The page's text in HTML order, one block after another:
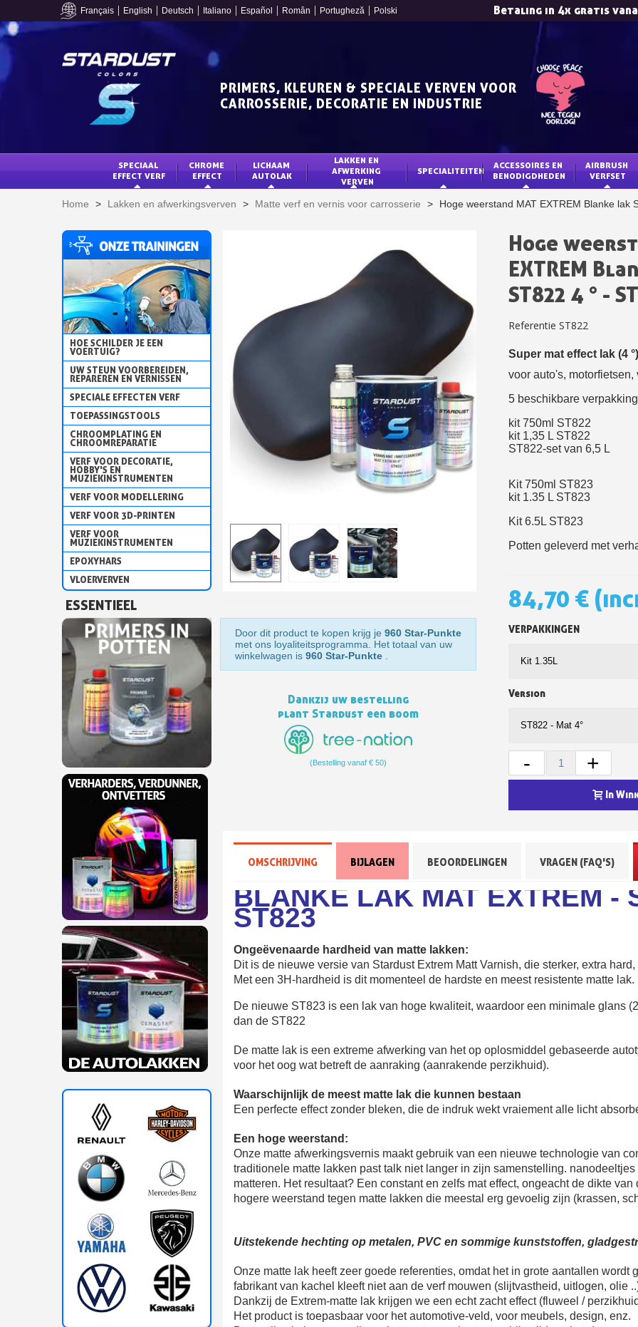
Français English Deutsch Italiano Español Român Portugheză Polski Betaling in 4x gratis
Schrijf je in voor
Levering binnen
Je online offerte
Deel je creaties en
Verzamel
Retourneer
10€ shopping
Schrijf je in voor
Levering binnen
Betaling in 4x gratis
Je online offerte
Verzamel
Retourneer
5€ korting op
Schrijf je in voor
Betaling in 4x gratis
Je online offerte
Deel je creaties en
5€ korting op
10€ shopping
Schrijf je in voor
Betaling in 4x gratis
Je online offerte
Deel je creaties en
Verzamel
5€ korting op
10€ shopping
Schrijf je in voor
PRIMERS, KLEUREN & SPECIALE VERVEN VOOR
CARROSSERIE, DECORATIE EN INDUSTRIE
SPECIAAL
EFFECT VERF
CHROME
EFFECT
LICHAAM
AUTOLAK
LAKKEN EN
AFWERKING
VERVEN
SPECIALITEITEN
ACCESSOIRES EN
BENODIGDHEDEN
AIRBRUSH
VERFSET
Home > Lakken en afwerkingsverven > Matte verf en vernis voor carrosserie > Hoge weerstand MAT EXTREM Blanke lak
HOE SCHILDER JE EEN
VOERTUIG?
UW STEUN VOORBEREIDEN,
REPAREREN EN VERNISSEN
SPECIALE EFFECTEN VERF
TOEPASSINGSTOOLS
CHROOMPLATING EN
CHROOMREPARATIE
VERF VOOR DECORATIE,
HOBBY'S EN
MUZIEKINSTRUMENTEN
VERF VOOR MODELLERING
VERF VOOR 3D-PRINTEN
VERF VOOR
MUZIEKINSTRUMENTEN
EPOXYHARS
VLOERVERVEN
ESSENTIEEL
Door dit product te kopen krijg je 960 Star-Punkte
met ons loyaliteitsprogramma. Het totaal van uw
winkelwagen is 960 Star-Punkte
Dankzij uw bestelling
plant Stardust een boom
(Bestelling vanaf € 50)
Hoge
EXTREM
ST822 4 ° -
Referentie ST822
Super mat effect lak (4
voor auto's,
5 beschikbare
kit 750ml ST822
kit 1,35 L ST822
ST822-set van 6,5 L
Kit 750ml ST823
kit 1.35 L ST823
Kit 6.5L ST823
Potten geleverd met
84,70 €
VERPAKKINGEN
Version
- +
In
OMSCHRIJVING BIJLAGEN BEOORDELINGEN VRAGEN (FAQ'S)
BLANKE LAK MAT EXTREM -
ST823
Ongeëvenaarde hardheid van matte lakken:
Dit is de nieuwe versie van Stardust Extrem Matt Varnish, die sterker, extra
Met een 3H-hardheid is dit momenteel de hardste en meest resistente matte
De nieuwe ST823 is een lak van hoge kwaliteit, waardoor een minimale glans
dan de ST822
De matte lak is een extreme afwerking van het op oplosmiddel gebaseerde
voor het oog wat betreft de aanraking (aanrakende perzikhuid).
Waarschijnlijk de meest matte lak die kunnen bestaan
Een perfecte effect zonder bleken, die de indruk wekt vraiement alle licht
Een hoge weerstand:
Onze matte afwerkingsvernis maakt gebruik van een nieuwe technologie van
traditionele matte lakken past talk niet langer in zijn samenstelling.
matteren. Het resultaat? Een constant en zelfs mat effect, ongeacht de dikte van
hogere weerstand tegen matte lakken die meestal erg gevoelig zijn (krassen,
Uitstekende hechting op metalen, PVC en sommige kunststoffen,
Onze matte lak heeft zeer goede referenties, omdat het in grote aantallen wordt
fabrikant van kachel kleeft niet aan de verf mouwen (slijtvastheid, uitlogen, olie
Dankzij de Extrem-matte lak krijgen we een echt zacht effect (fluweel /
Het product is toepasbaar voor het automotive-veld, voor meubels, design, enz.